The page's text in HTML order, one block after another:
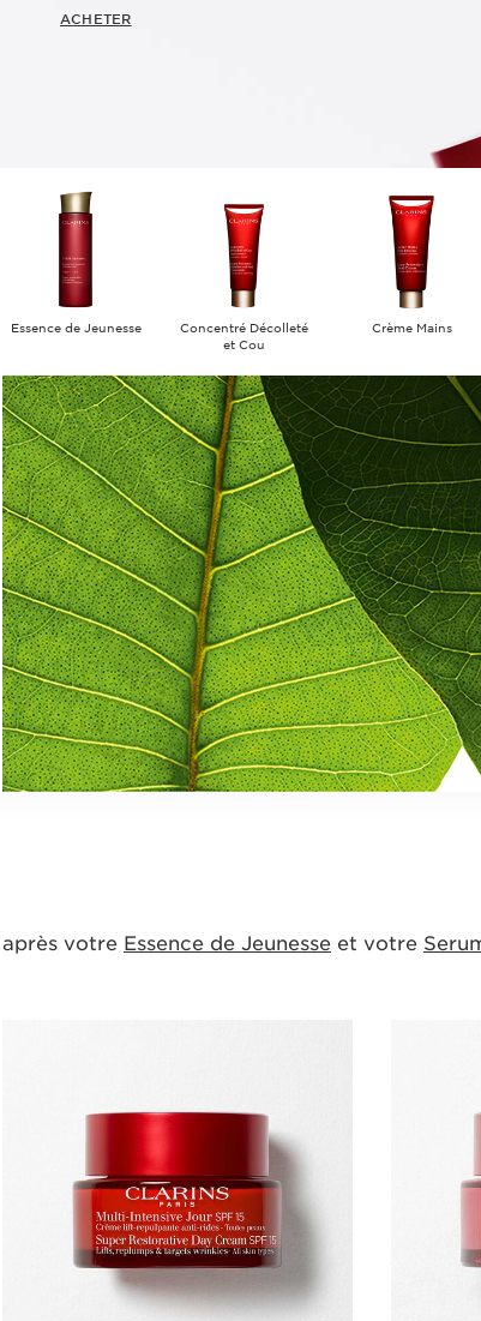
ACHETER
Essence de Jeunesse
Concentré Décolleté
et Cou
Crème Mains
votre Essence de Jeunesse et votre